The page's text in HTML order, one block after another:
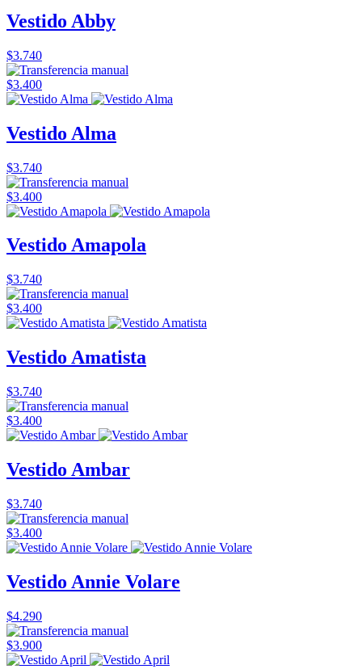
Vestido Abby
$3.740
$3.400
Vestido Alma
$3.740
$3.400
Vestido Amapola
$3.740
$3.400
Vestido Amatista
$3.740
$3.400
Vestido Ambar
$3.740
$3.400
Vestido Annie Volare
$4.290
$3.900